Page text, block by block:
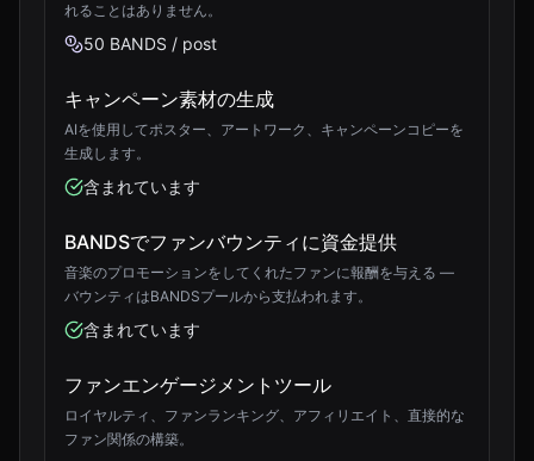
れることはありません。
50 BANDS / post
キャンペーン素材の生成
AIを使用してポスター、アートワーク、キャンペーンコピーを
生成します。
含まれています
BANDSでファンバウンティに資金提供
音楽のプロモーションをしてくれたファンに報酬を与える —
バウンティはBANDSプールから支払われます。
含まれています
ファンエンゲージメントツール
ロイヤルティ、ファンランキング、アフィリエイト、直接的な
ファン関係の構築。